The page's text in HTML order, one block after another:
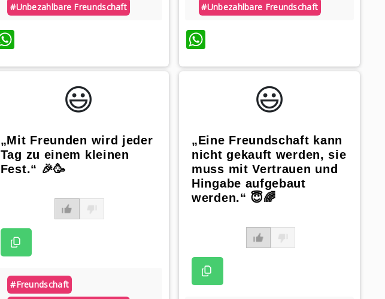
#unbezahlbare Freundschaft
😃️
„Mit Freunden wird jeder
Tag zu einem kleinen
Fest.“ 🎉🥳
#freundschaft
#unbezahlbare Freundschaft
😃️
„Eine Freundschaft kann
nicht gekauft werden, sie
muss mit Vertrauen und
Hingabe aufgebaut
werden.“ 😇🌈